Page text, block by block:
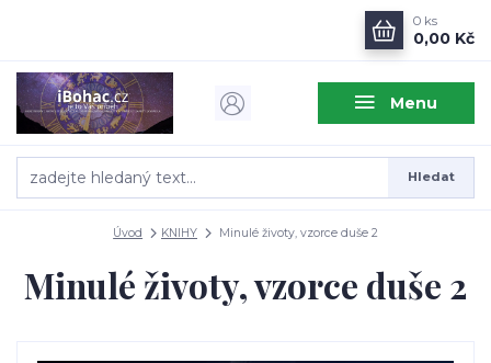
Menu
Hledat
0 ks
0,00 Kč
Úvod KNIHY Minulé životy, vzorce duše 2
Minulé životy, vzorce duše 2